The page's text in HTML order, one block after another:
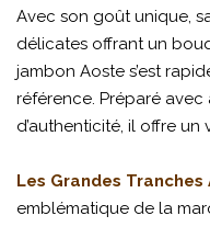
Avec son goût unique,
délicates offrant un
jambon Aoste s’est
référence. Préparé
d’authenticité, il offre
Les Grandes Tranches
emblématique de la